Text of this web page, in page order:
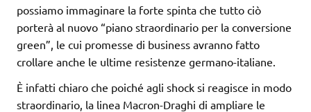
possiamo immaginare la forte spinta che tutto ciò
porterà al nuovo “piano straordinario per la conversione
green”, le cui promesse di business avranno fatto
crollare anche le ultime resistenze germano-italiane.
È infatti chiaro che poiché agli shock si reagisce in modo
straordinario, la linea Macron-Draghi di ampliare le